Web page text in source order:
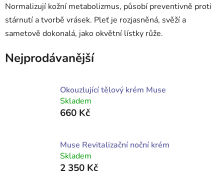
Normalizují kožní metabolizmus, působí preventivně proti
stárnutí a tvorbě vrásek. Pleť je rozjasněná, svěží a
sametově dokonalá, jako okvětní lístky růže.
Nejprodávanější
Okouzlující tělový krém Muse
Skladem
660 Kč
Muse Revitalizační noční krém
Skladem
2 350 Kč